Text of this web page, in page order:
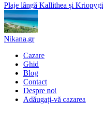
Plaje lângă Kallithea și Kriopygi
Nikana.gr
Cazare
Ghid
Blog
Contact
Despre noi
Adăugați-vă cazarea